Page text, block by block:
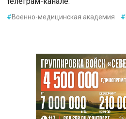
#Военно-медицинская академия #